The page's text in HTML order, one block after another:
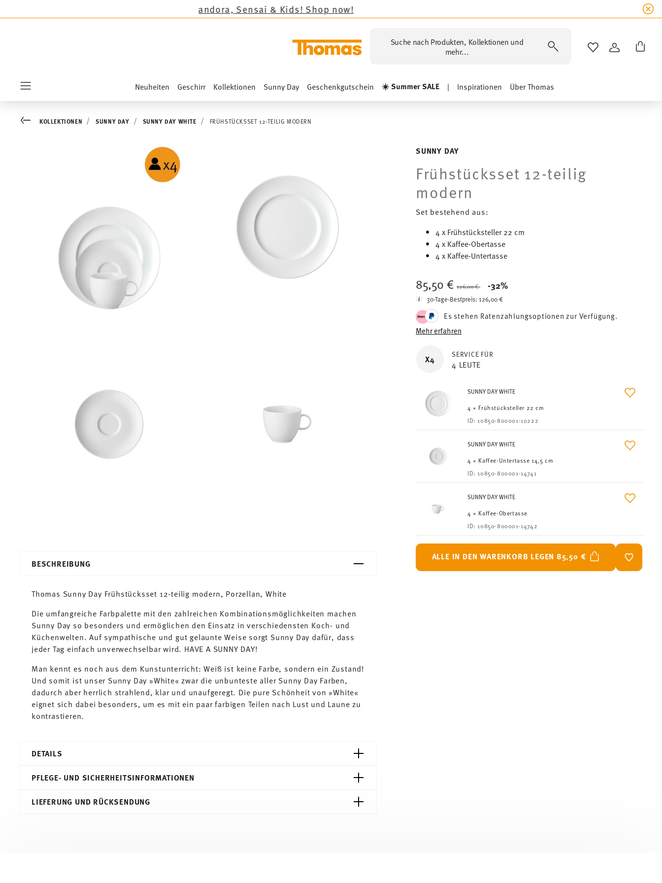
auf die Neuheiten Sandora, Sensai & Kids! Shop now!
Suche nach Produkten, Kollektionen und
mehr...
WISHLISTANMELDEN
Neuheiten Geschirr Kollektionen Sunny Day Geschenkgutschein ☀️ Summer SALE | Inspirationen Über Thomas
SUNNY DAY
Frühstücksset 12-teilig
modern
Set bestehend aus:
4 x Frühstücksteller 22 cm
4 x Kaffee-Obertasse
4 x Kaffee-Untertasse
85,50 €126,00 €
-32%
30-Tage-Bestpreis:126,00 €
Es stehen Ratenzahlungsoptionen zur Verfügung.
Mehr erfahren
X4 SERVICE FÜR
4 LEUTE
SUNNY DAY WHITE
4 × Frühstücksteller 22 cm
ID:10850-800001-10222
SUNNY DAY WHITE
4 × Kaffee-Untertasse 14,5 cm
ID:10850-800001-14741
SUNNY DAY WHITE
4 × Kaffee-Obertasse
ID:10850-800001-14742
ALLE IN DEN WARENKORB LEGEN 85,50 € ADD TO
Go backKOLLEKTIONEN SUNNY DAY SUNNY DAY WHITE FRÜHSTÜCKSSET 12-TEILIG MODERN
BESCHREIBUNG
Thomas Sunny Day Frühstücksset 12-teilig modern, Porzellan, White
Die umfangreiche Farbpalette mit den zahlreichen Kombinationsmöglichkeiten machen
Sunny Day so besonders und ermöglichen den Einsatz in verschiedensten Koch- und
Küchenwelten. Auf sympathische und gut gelaunte Weise sorgt Sunny Day dafür, dass
jeder Tag einfach unverwechselbar wird. HAVE A SUNNY DAY!
Man kennt es noch aus dem Kunstunterricht: Weiß ist keine Farbe, sondern ein Zustand!
Und somit ist unser Sunny Day »White« zwar die unbunteste aller Sunny Day Farben,
dadurch aber herrlich strahlend, klar und unaufgeregt. Die pure Schönheit von »White«
eignet sich dabei besonders, um es mit ein paar farbigen Teilen nach Lust und Laune zu
kontrastieren.
DETAILS
Sunny Day
Porzellan
PFLEGE- UND SICHERHEITSINFORMATIONEN
LIEFERUNG UND RÜCKSENDUNG